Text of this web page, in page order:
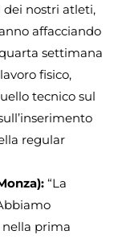
nostri atleti,
affacciando
settimana
fisico,
tecnico sul
regular
“La
nella prima